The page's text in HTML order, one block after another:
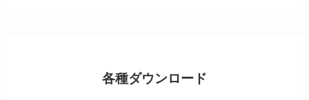
各種ダウンロード